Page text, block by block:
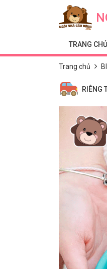
TRANG CHỦ
Trang chủ
RIÊNG